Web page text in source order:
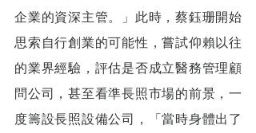
企業的資深主管。」此時，蔡鈺珊開始
思索自行創業的可能性，嘗試仰賴以往
的業界經驗，評估是否成立醫務管理顧
問公司，甚至看準長照市場的前景，一
度籌設長照設備公司，「當時身體出了